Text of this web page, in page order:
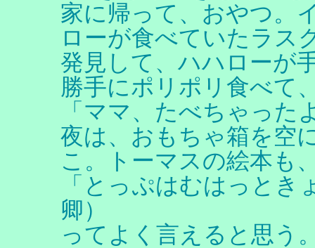
家に帰って、おやつ。
ローが食べていたラス
発見して、ハハローが
勝手にポリポリ食べて
「ママ、たべちゃった
夜は、おもちゃ箱を空
こ。トーマスの絵本も
「とっぷはむはっと
卿）
ってよく言えると思う